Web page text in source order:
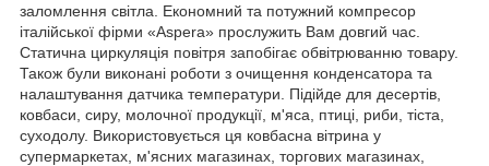
заломлення світла. Економний та потужний компресор
італійської фірми «Aspera» прослужить Вам довгий час.
Статична циркуляція повітря запобігає обвітрюванню товару.
Також були виконані роботи з очищення конденсатора та
налаштування датчика температури. Підійде для десертів,
ковбаси, сиру, молочної продукції, м'яса, птиці, риби, тіста,
суходолу. Використовується ця ковбасна вітрина у
супермаркетах, м'ясних магазинах, торгових магазинах,